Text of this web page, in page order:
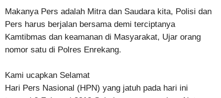
Makanya Pers adalah Mitra dan Saudara kita, Polisi dan
Pers harus berjalan bersama demi terciptanya
Kamtibmas dan keamanan di Masyarakat, Ujar orang
nomor satu di Polres Enrekang.
Kami ucapkan Selamat
Hari Pers Nasional (HPN) yang jatuh pada hari ini